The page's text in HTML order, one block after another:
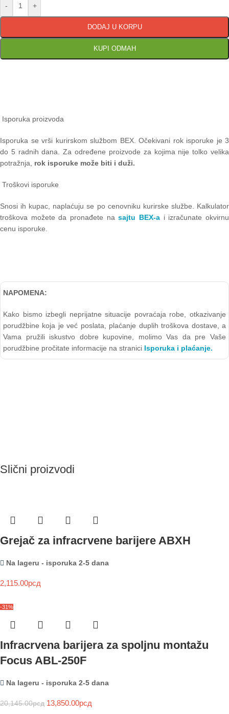
- +
DODAJ U KORPU
KUPI ODMAH
Isporuka proizvoda
Isporuka se vrši kurirskom službom BEX. Očekivani rok isporuke je 3
do 5 radnih dana. Za određene proizvode za kojima nije tolko velika
potražnja, rok isporuke može biti i duži.
Troškovi isporuke
Snosi ih kupac, naplaćuju se po cenovniku kurirske službe. Kalkulator
troškova možete da pronađete nasajtu BEX-a i izračunate okvirnu
cenu isporuke.
NAPOMENA:
Kako bismo izbegli neprijatne situacije povraćaja robe, otkazivanje
porudžbine koja je već poslata, plaćanje duplih troškova dostave, a
Vama pružili iskustvo dobre kupovine, molimo Vas da pre Vaše
porudžbine pročitate informacije na stranici Isporuka i plaćanje.
Slični proizvodi
Grejač za infracrvene barijere ABXH
Na lageru - isporuka 2-5 dana
2,115.00рсд
-31%
Infracrvena barijera za spoljnu montažu
Focus ABL-250F
Na lageru - isporuka 2-5 dana
20,145.00рсд 13,850.00рсд